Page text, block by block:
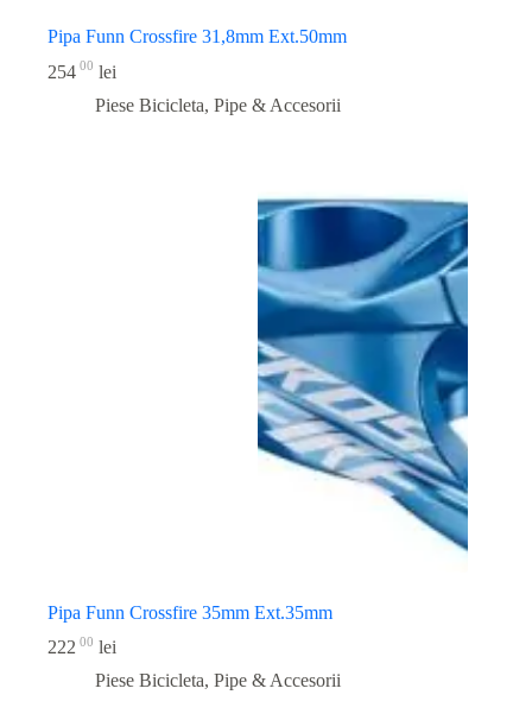
Pipa Funn Crossfire 31,8mm Ext.50mm
254 00 lei
Piese Bicicleta, Pipe & Accesorii
Pipa Funn Crossfire 35mm Ext.35mm
222 00 lei
Piese Bicicleta, Pipe & Accesorii